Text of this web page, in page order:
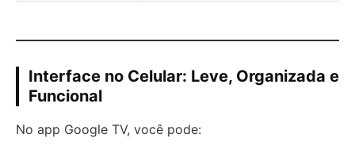
Interface no Celular: Leve, Organizada e
Funcional
No app Google TV, você pode: